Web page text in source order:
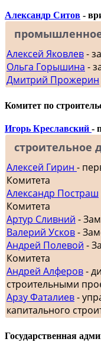
Александр Ситов -
Алексей Яковлев-
Ольга Горышина -
Дмитрий Прожерин
Комитет по
Игорь Креславский -
строительное
Алексей Гирин -
Комитета
Александр Постраш
Комитета
Артур Сливний -
Валерий Усков-
Андрей Полевой -
Комитета
Андрей Алферов-
строительными
Арзу Фаталиев-
капитального
Государственная